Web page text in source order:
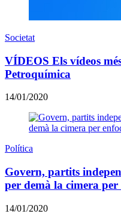
Societat
VÍDEOS Els vídeos
Petroquímica
14/01/2020
Política
Govern, partits
per demà la cimera
14/01/2020